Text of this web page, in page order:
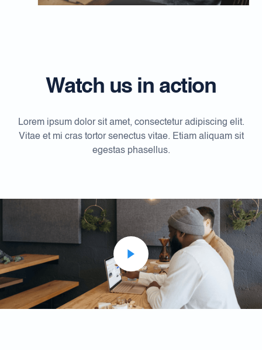
Watch us in action
Lorem ipsum dolor sit amet, consectetur adipiscing elit.
Vitae et mi cras tortor senectus vitae. Etiam aliquam sit
egestas phasellus.